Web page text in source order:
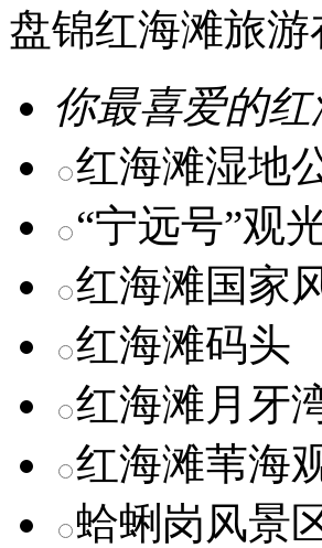
盘锦红海滩旅游
你最喜爱的
红海滩湿地
“宁远号”观
红海滩国家
红海滩码头
红海滩月牙
红海滩苇海
蛤蜊岗风景